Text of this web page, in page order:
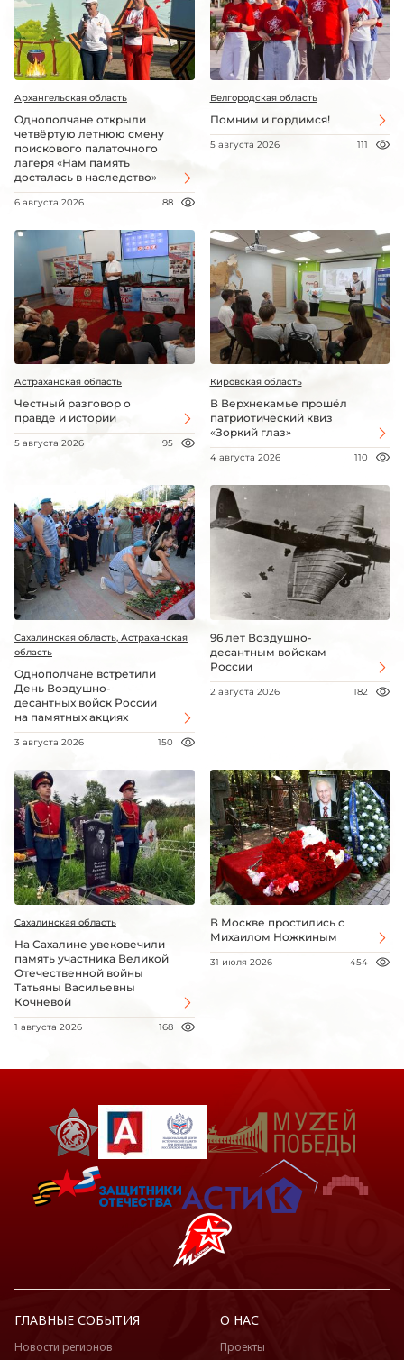
Архангельская область
Однополчане открыли
четвёртую летнюю смену
поискового палаточного
лагеря «Нам память
досталась в наследство»
6 августа 2026 88
Белгородская область
Помним и гордимся!
5 августа 2026 111
Астраханская область
Честный разговор о
правде и истории
5 августа 2026 95
Кировская область
В Верхнекамье прошёл
патриотический квиз
«Зоркий глаз»
4 августа 2026 110
Сахалинская область, Астраханская
область
Однополчане встретили
День Воздушно-
десантных войск России
на памятных акциях
3 августа 2026 150
96 лет Воздушно-
десантным войскам
России
2 августа 2026 182
Сахалинская область
На Сахалине увековечили
память участника Великой
Отечественной войны
Татьяны Васильевны
Кочневой
1 августа 2026 168
В Москве простились с
Михаилом Ножкиным
31 июля 2026 454
ГЛАВНЫЕ СОБЫТИЯ
Новости регионов
О НАС
Проекты